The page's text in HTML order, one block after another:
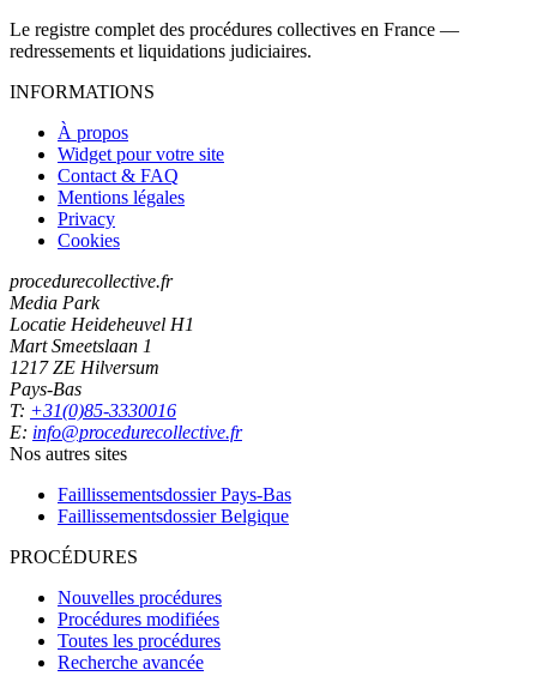
Le registre complet des procédures collectives en France —
redressements et liquidations judiciaires.
INFORMATIONS
À propos
Widget pour votre site
Contact & FAQ
Mentions légales
Privacy
Cookies
procedurecollective.fr
Media Park
Locatie Heideheuvel H1
Mart Smeetslaan 1
1217 ZE Hilversum
Pays-Bas
T: +31(0)85-3330016
E: info@procedurecollective.fr
Nos autres sites
Faillissementsdossier Pays-Bas
Faillissementsdossier Belgique
PROCÉDURES
Nouvelles procédures
Procédures modifiées
Toutes les procédures
Recherche avancée